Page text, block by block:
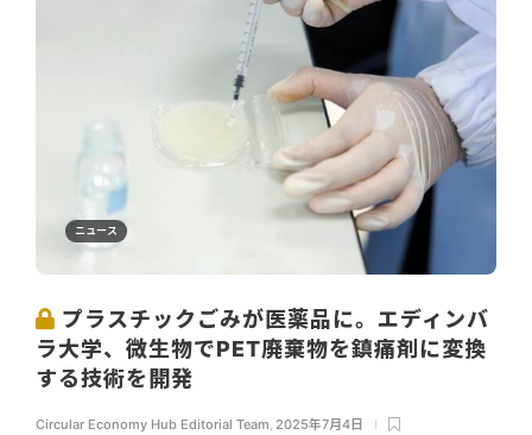
ニュース
プラスチックごみが医薬品に。エディンバ
ラ大学、微生物でPET廃棄物を鎮痛剤に変換
する技術を開発
Circular Economy Hub Editorial Team 2025年7月4日